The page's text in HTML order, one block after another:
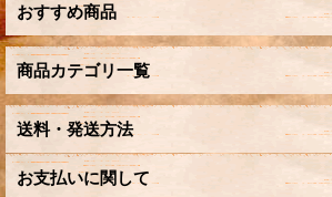
おすすめ商品
商品カテゴリ一覧
送料・発送方法
お支払いに関して